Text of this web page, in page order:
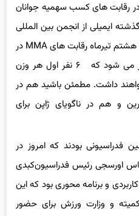
در رقابت های کسب سهمیه جوانان
ایمیلی از انجمن بین المللی
AMA بدستمان رسید که چهارم تا هشتم تیرماه رقابت های MMA در
۱۱ وزن آقایان و ۴ وزن زنان برگزار می شود که ۶ نفر اول هر وزن
داشت. مطمئن باشید هم در
و هم در ناگویای ژاپن برای
فدراسیونی بودند که امروز در
اورسجی رئیس فدراسیون‌کبدی
و ‌برنامه محوری بود که این
کمیته و وزارت ورزش برای حضور